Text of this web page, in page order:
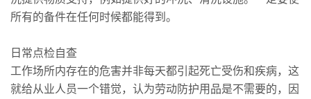
所有的备件在任何时候都能得到。
日常点检自查
工作场所内存在的危害并非每天都引起死亡受伤和疾病，这
就给从业人员一个错觉，认为劳动防护用品是不需要的，因